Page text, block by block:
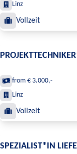
Linz
Vollzeit
from € 3.000,-
Linz
Vollzeit
SPEZIALIST*IN